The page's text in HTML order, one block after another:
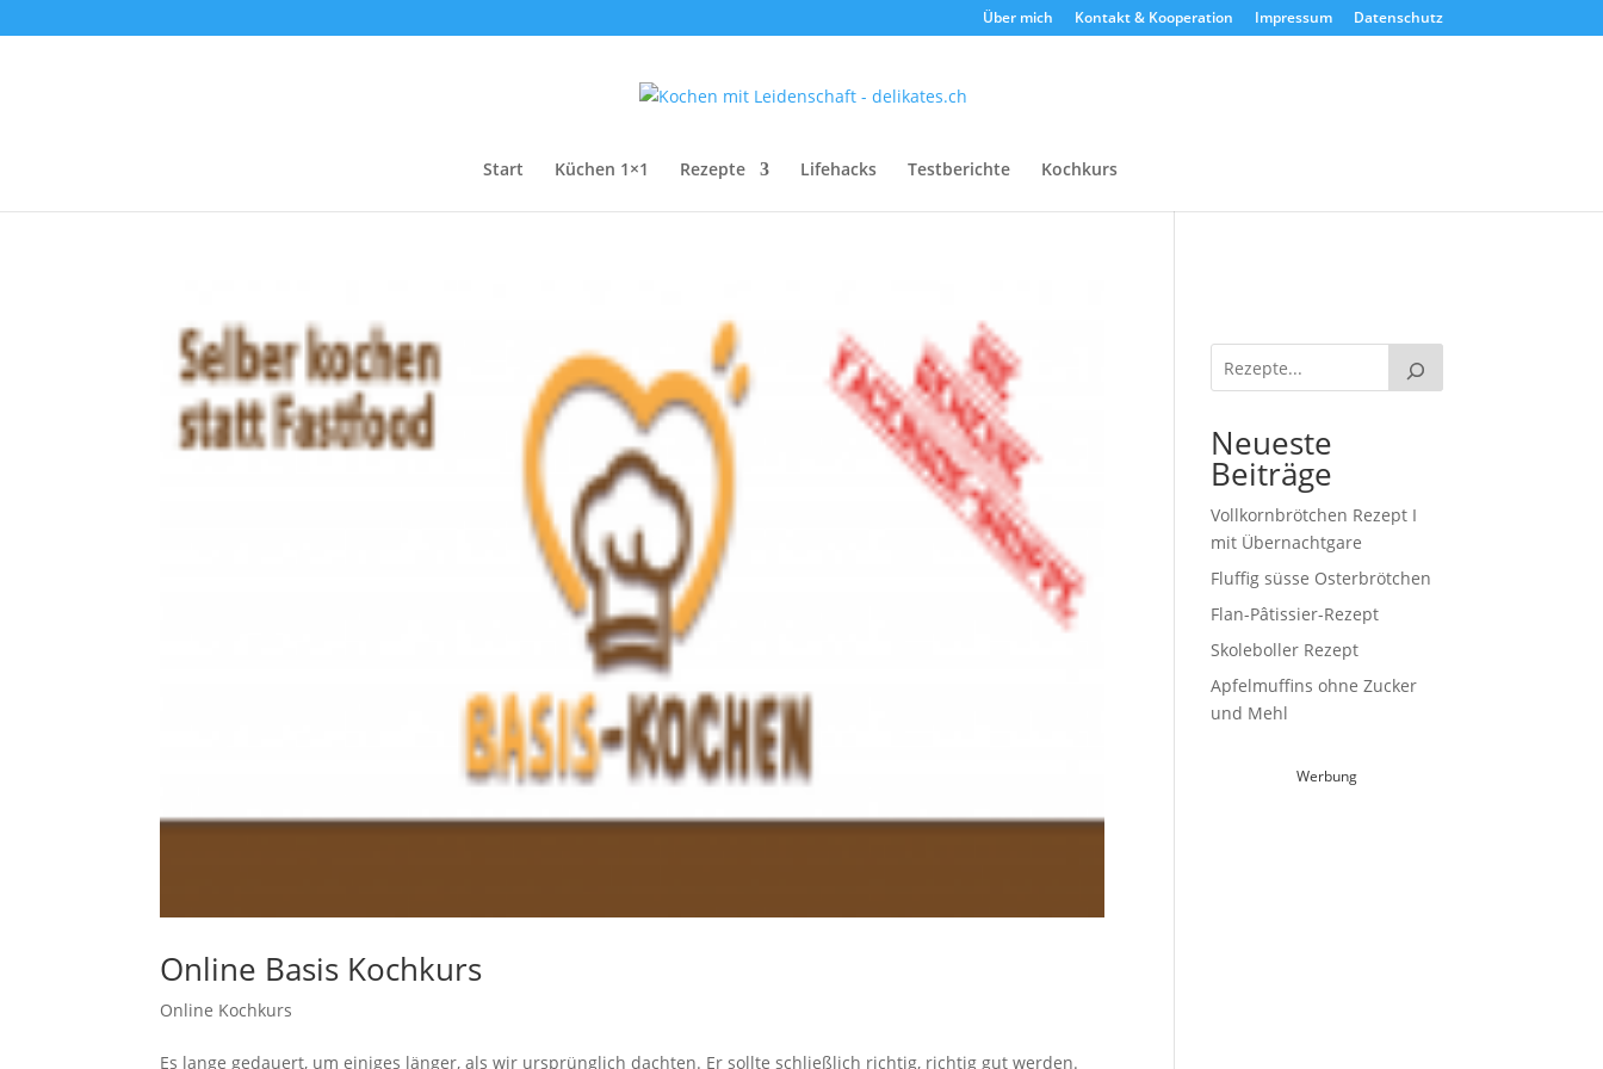
Über mich Kontakt & Kooperation Impressum Datenschutz
Start Küchen 1×1 Rezepte Lifehacks Testberichte Kochkurs
Online Basis Kochkurs
Online Kochkurs
Es lange gedauert, um einiges länger, als wir ursprünglich dachten. Er sollte schließlich richtig, richtig gut werden.
Neueste
Beiträge
Vollkornbrötchen Rezept I
mit Übernachtgare
Fluffig süsse Osterbrötchen
Flan-Pâtissier-Rezept
Skoleboller Rezept
Apfelmuffins ohne Zucker
und Mehl
Werbung